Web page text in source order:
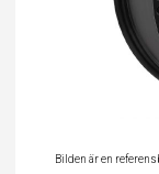
Bilden är en